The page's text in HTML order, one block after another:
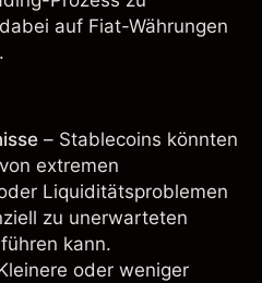
auf Fiat-Währungen
– Stablecoins könnten
extremen
Liquiditätsproblemen
zu unerwarteten
kann.
oder weniger